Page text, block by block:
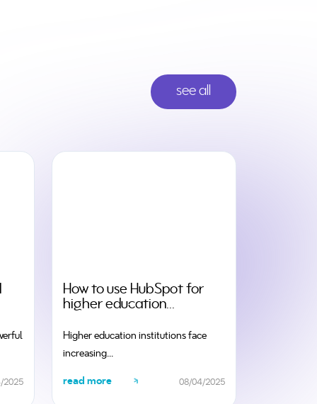
see all
2025
How to use HubSpot for
higher education...
Higher education institutions face
increasing...
read more 08/04/2025